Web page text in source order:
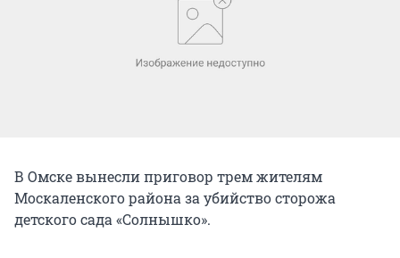
В Омске вынесли приговор трем жителям
Москаленского района за убийство сторожа
детского сада «Солнышко».